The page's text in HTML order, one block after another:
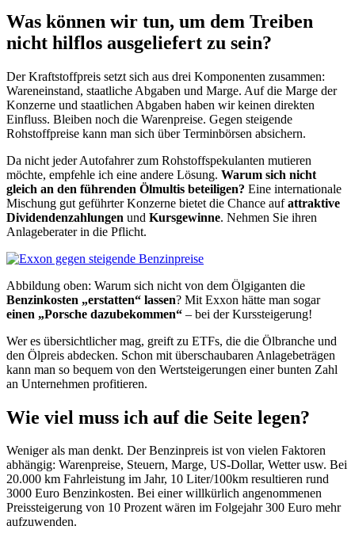
Was können wir tun, um dem Treiben
nicht hilflos ausgeliefert zu sein?
Der Kraftstoffpreis setzt sich aus drei Komponenten zusammen:
Wareneinstand, staatliche Abgaben und Marge. Auf die Marge der
Konzerne und staatlichen Abgaben haben wir keinen direkten
Einfluss. Bleiben noch die Warenpreise. Gegen steigende
Rohstoffpreise kann man sich über Terminbörsen absichern.
Da nicht jeder Autofahrer zum Rohstoffspekulanten mutieren
möchte, empfehle ich eine andere Lösung. Warum sich nicht
gleich an den führenden Ölmultis beteiligen? Eine internationale
Mischung gut geführter Konzerne bietet die Chance aufattraktive
Dividendenzahlungen und Kursgewinne. Nehmen Sie ihren
Anlageberater in die Pflicht.
Abbildung oben: Warum sich nicht von dem Ölgiganten die
Benzinkosten „erstatten“ lassen? Mit Exxon hätte man sogar
einen „Porsche dazubekommen“ – bei der Kurssteigerung!
Wer es übersichtlicher mag, greift zu ETFs, die die Ölbranche und
den Ölpreis abdecken. Schon mit überschaubaren Anlagebeträgen
kann man so bequem von den Wertsteigerungen einer bunten Zahl
an Unternehmen profitieren.
Wie viel muss ich auf die Seite legen?
Weniger als man denkt. Der Benzinpreis ist von vielen Faktoren
abhängig: Warenpreise, Steuern, Marge, US-Dollar, Wetter usw. Bei
20.000 km Fahrleistung im Jahr, 10 Liter/100km resultieren rund
3000 Euro Benzinkosten. Bei einer willkürlich angenommenen
Preissteigerung von 10 Prozent wären im Folgejahr 300 Euro mehr
aufzuwenden.